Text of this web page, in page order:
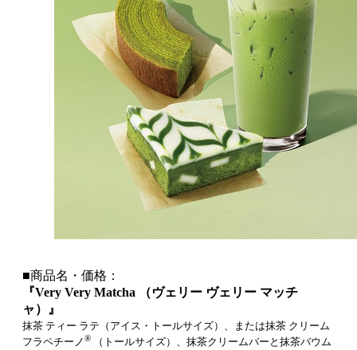
■商品名・価格：
『Very Very Matcha （ヴェリー ヴェリー マッチ
ャ）』
抹茶 ティー ラテ（アイス・トールサイズ）、または抹茶 クリーム
フラペチーノ®
（トールサイズ）、抹茶クリームバーと抹茶バウム